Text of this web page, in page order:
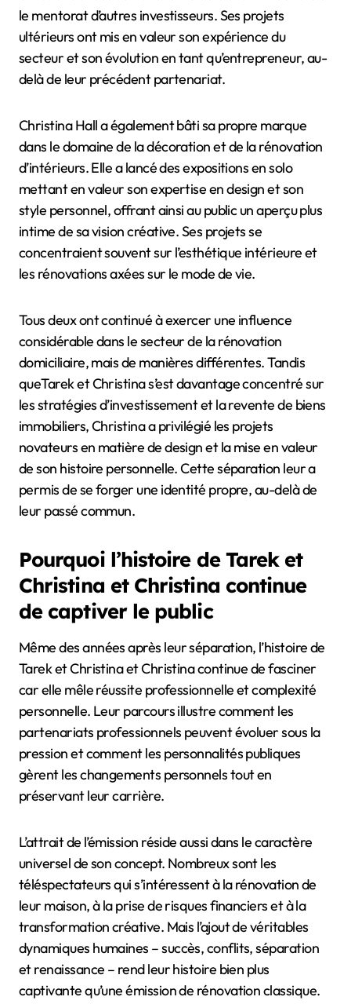
le mentorat d’autres investisseurs. Ses projets
ultérieurs ont mis en valeur son expérience du
secteur et son évolution en tant qu’entrepreneur, au-
delà de leur précédent partenariat.
Christina Hall a également bâti sa propre marque
dans le domaine de la décoration et de la rénovation
d’intérieurs. Elle a lancé des expositions en solo
mettant en valeur son expertise en design et son
style personnel, offrant ainsi au public un aperçu plus
intime de sa vision créative. Ses projets se
concentraient souvent sur l’esthétique intérieure et
les rénovations axées sur le mode de vie.
Tous deux ont continué à exercer une influence
considérable dans le secteur de la rénovation
domiciliaire, mais de manières différentes. Tandis
queTarek et Christina s’est davantage concentré sur
les stratégies d’investissement et la revente de biens
immobiliers, Christina a privilégié les projets
novateurs en matière de design et la mise en valeur
de son histoire personnelle. Cette séparation leur a
permis de se forger une identité propre, au-delà de
leur passé commun.
Pourquoi l’histoire de Tarek et
Christina et Christina continue
de captiver le public
Même des années après leur séparation, l’histoire de
Tarek et Christina et Christina continue de fasciner
car elle mêle réussite professionnelle et complexité
personnelle. Leur parcours illustre comment les
partenariats professionnels peuvent évoluer sous la
pression et comment les personnalités publiques
gèrent les changements personnels tout en
préservant leur carrière.
L’attrait de l’émission réside aussi dans le caractère
universel de son concept. Nombreux sont les
téléspectateurs qui s’intéressent à la rénovation de
leur maison, à la prise de risques financiers et à la
transformation créative. Mais l’ajout de véritables
dynamiques humaines – succès, conflits, séparation
et renaissance – rend leur histoire bien plus
captivante qu’une émission de rénovation classique.